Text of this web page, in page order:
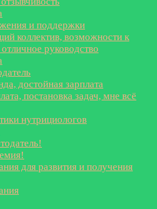
и поддержки
коллектив, возможности к
руководство
достойная зарплата
постановка задач, мне всё
нутрициологов
для развития и получения